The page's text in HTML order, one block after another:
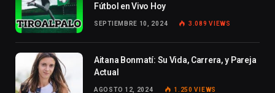
Fútbol en Vivo Hoy
SEPTIEMBRE 10, 2024 3.089VIEWS
Aitana Bonmatí: Su Vida, Carrera, y Pareja
Actual
AGOSTO 12, 2024 1.250VIEWS